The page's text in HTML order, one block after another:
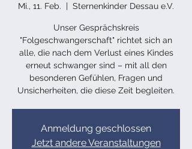
Mi., 11. Feb.
  |
Sternenkinder Dessau e.V.
Unser Gesprächskreis
"Folgeschwangerschaft" richtet sich an
alle, die nach dem Verlust eines Kindes
erneut schwanger sind – mit all den
besonderen Gefühlen, Fragen und
Unsicherheiten, die diese Zeit begleiten.
Anmeldung geschlossen
Jetzt andere Veranstaltungen